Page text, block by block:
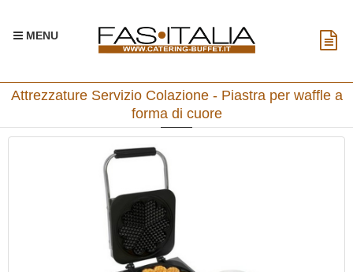
MENU
Attrezzature Servizio Colazione - Piastra per waffle a
forma di cuore